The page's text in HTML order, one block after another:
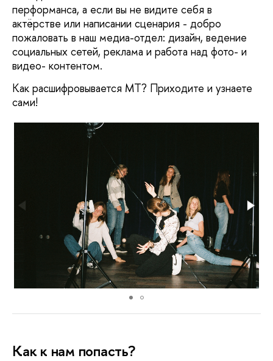
перформанса, а если вы не видите себя в
актёрстве или написании сценария - добро
пожаловать в наш медиа-отдел: дизайн, ведение
социальных сетей, реклама и работа над фото- и
видео- контентом.
Как расшифровывается МТ? Приходите и узнаете
сами!
Как к нам попасть?